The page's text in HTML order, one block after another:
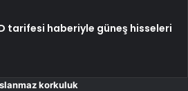
tarifesi haberiyle güneş hisseleri
korkuluk